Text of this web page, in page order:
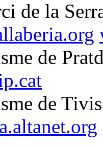
de la
de
de